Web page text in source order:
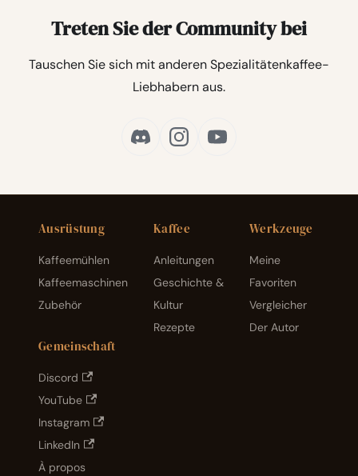
Treten Sie der Community bei
Tauschen Sie sich mit anderen Spezialitätenkaffee-
Liebhabern aus.
Ausrüstung
Kaffeemühlen
Kaffeemaschinen
Zubehör
Kaffee
Anleitungen
Geschichte &
Kultur
Rezepte
Werkzeuge
Meine
Favoriten
Vergleicher
Der Autor
Gemeinschaft
Discord
YouTube
Instagram
LinkedIn
À propos